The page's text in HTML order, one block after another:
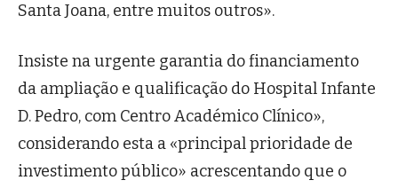
Santa Joana, entre muitos outros».
Insiste na urgente garantia do financiamento
da ampliação e qualificação do Hospital Infante
D. Pedro, com Centro Académico Clínico»,
considerando esta a «principal prioridade de
investimento público» acrescentando que o